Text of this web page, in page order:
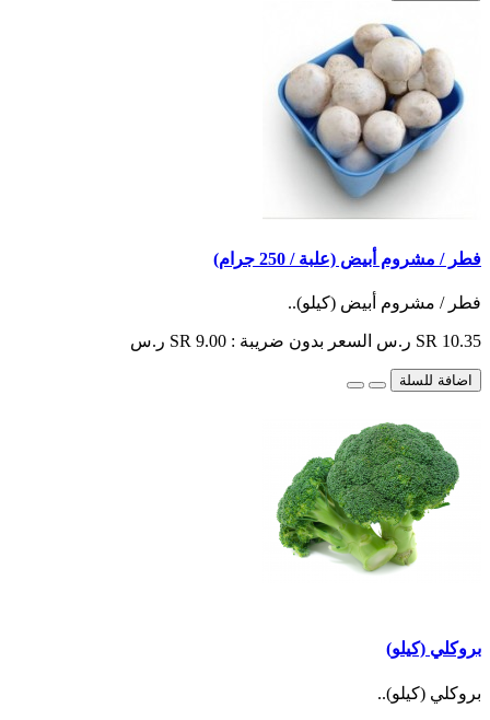
فطر / مشروم أبيض (علبة / 250 جرام)
فطر / مشروم أبيض (كيلو)..
SR 10.35 ر.س السعر بدون ضريبة : SR 9.00 ر.س
اضافة للسلة
بروكلي (كيلو)
بروكلي (كيلو)..